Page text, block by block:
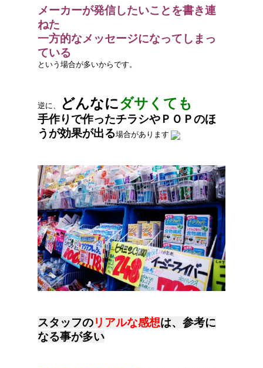
メーカーが発信したいことを書き連
ねた
一方的なメッセージになってしまっ
ている
という場合が多いからです。
逆に、 どんなにダサくても
手作りで作ったチラシやＰＯＰのほ
うが効果が出る場合があります
スタッフのリアルな感想は、参考に
なる事が多い